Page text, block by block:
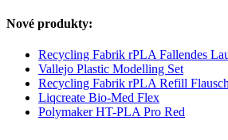
Nové produkty:
Recycling Fabrik rPLA Fallendes
Vallejo Plastic Modelling Set
Recycling Fabrik rPLA Refill
Liqcreate Bio-Med Flex
Polymaker HT-PLA Pro Red